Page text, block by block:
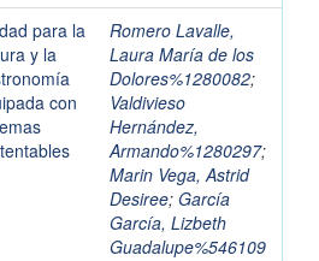
para la
y la
con
Romero Lavalle,
Laura María de los
Dolores%1280082;
Valdivieso
Hernández,
Armando%1280297;
Marin Vega, Astrid
Desiree; García
García, Lizbeth
Guadalupe%546109